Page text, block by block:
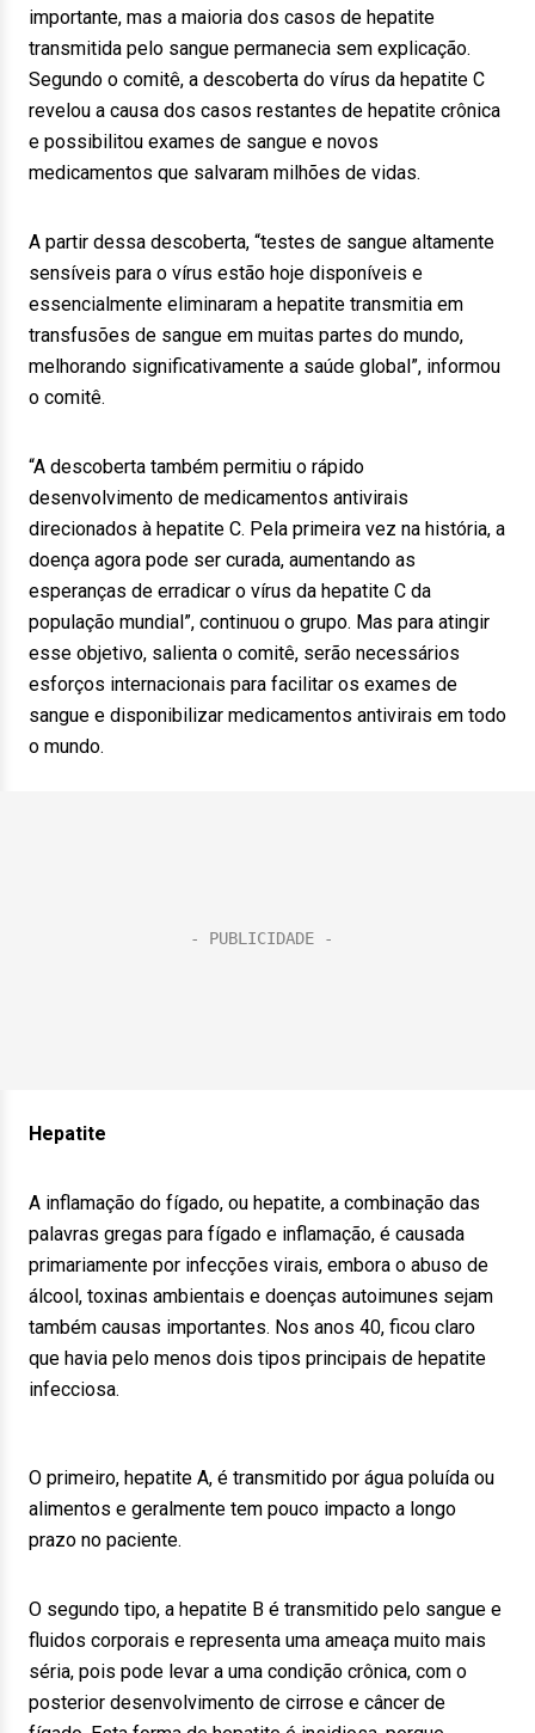
importante, mas a maioria dos casos de hepatite
transmitida pelo sangue permanecia sem explicação.
Segundo o comitê, a descoberta do vírus da hepatite C
revelou a causa dos casos restantes de hepatite crônica
e possibilitou exames de sangue e novos
medicamentos que salvaram milhões de vidas.
A partir dessa descoberta, “testes de sangue altamente
sensíveis para o vírus estão hoje disponíveis e
essencialmente eliminaram a hepatite transmitia em
transfusões de sangue em muitas partes do mundo,
melhorando significativamente a saúde global”, informou
o comitê.
“A descoberta também permitiu o rápido
desenvolvimento de medicamentos antivirais
direcionados à hepatite C. Pela primeira vez na história, a
doença agora pode ser curada, aumentando as
esperanças de erradicar o vírus da hepatite C da
população mundial”, continuou o grupo. Mas para atingir
esse objetivo, salienta o comitê, serão necessários
esforços internacionais para facilitar os exames de
sangue e disponibilizar medicamentos antivirais em todo
o mundo.
Hepatite
A inflamação do fígado, ou hepatite, a combinação das
palavras gregas para fígado e inflamação, é causada
primariamente por infecções virais, embora o abuso de
álcool, toxinas ambientais e doenças autoimunes sejam
também causas importantes. Nos anos 40, ficou claro
que havia pelo menos dois tipos principais de hepatite
infecciosa.
O primeiro, hepatite A, é transmitido por água poluída ou
alimentos e geralmente tem pouco impacto a longo
prazo no paciente.
O segundo tipo, a hepatite B é transmitido pelo sangue e
fluidos corporais e representa uma ameaça muito mais
séria, pois pode levar a uma condição crônica, com o
posterior desenvolvimento de cirrose e câncer de